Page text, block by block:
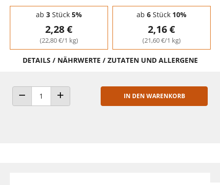
Staffelpreise - Mengenrabatt
ab 3Stück 5%
2,28 €
(22,80 €/1 kg)
ab 6Stück 10%
2,16 €
(21,60 €/1 kg)
DETAILS / NÄHRWERTE / ZUTATEN UND ALLERGENE
ANZAHL VERRINGERNANZAHL ERHÖHEN
IN DEN WARENKORB